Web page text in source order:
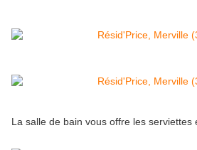
La salle de bain vous offre les serviettes